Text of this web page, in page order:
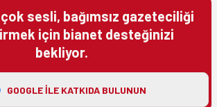
çok sesli, bağımsız gazeteciliği
için bianet desteğinizi
bekliyor.
GOOGLE ILE KATKIDA BULUNUN